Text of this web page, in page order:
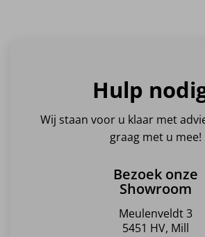
Hulp
Wij staan voor u klaar met
graag met u mee!
Bezoek onze
Showroom
Meulenveldt 3
5451 HV, Mill